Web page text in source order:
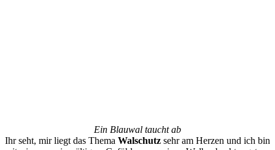
Ein Blauwal taucht ab
Ihr seht, mir liegt das Thema Walschutz sehr am Herzen und ich bin